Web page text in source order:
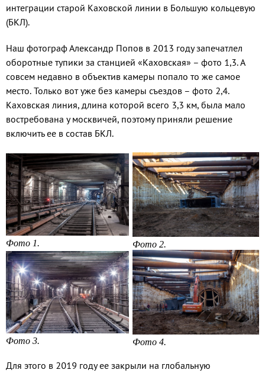
интеграции старой Каховской линии в Большую кольцевую
(БКЛ).
Наш фотограф Александр Попов в 2013 году запечатлел
оборотные тупики за станцией «Каховская» – фото 1,3. А
совсем недавно в объектив камеры попало то же самое
место. Только вот уже без камеры съездов – фото 2,4.
Каховская линия, длина которой всего 3,3 км, была мало
востребована у москвичей, поэтому приняли решение
включить ее в состав БКЛ.
Фото 1. Фото 2.
Фото 3. Фото 4.
Для этого в 2019 году ее закрыли на глобальную